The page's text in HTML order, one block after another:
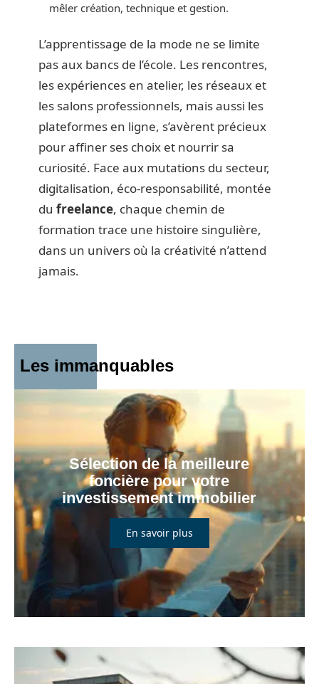
mêler création, technique et gestion.
L’apprentissage de la mode ne se limite
pas aux bancs de l’école. Les rencontres,
les expériences en atelier, les réseaux et
les salons professionnels, mais aussi les
plateformes en ligne, s’avèrent précieux
pour affiner ses choix et nourrir sa
curiosité. Face aux mutations du secteur,
digitalisation, éco-responsabilité, montée
du freelance, chaque chemin de
formation trace une histoire singulière,
dans un univers où la créativité n’attend
jamais.
Les immanquables
Sélection de la meilleure
foncière pour votre
investissement immobilier
En savoir plus